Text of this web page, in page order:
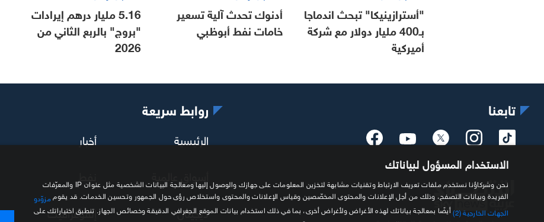
"أسترازينيكا" تبحث اندماجا
بـ400 مليار دولار مع شركة
أميركية
أدنوك تحدث آلية تسعير
خامات نفط أبوظبي
5.16 مليار درهم إيرادات
"بروج" بالربع الثاني من
2026
تابعنا روابط سريعة
الرئيسية أخبار
ديجيتال
إنفوغرافيك
الاستخدام المسؤول لبياناتك
نحن وشركاؤنا نستخدم ملفات تعريف الارتباط وتقنيات مشابهة لتخزين المعلومات على جهازك والوصول إليها ومعالجة البيانات الشخصية مثل عنوان IP والمعرّفات
الفريدة وبيانات التصفح، وذلك من أجل الإعلانات والمحتوى المخصّصين وقياس الإعلانات والمحتوى واستخلاص رؤى حول الجمهور وتحسين الخدمات. قد يقوم مزوّدو
الجهات الخارجية (2)
أيضًا بمعالجة بياناتك لهذه الأغراض ولأغراض أخرى، بما في ذلك استخدام بيانات الموقع الجغرافي الدقيقة وخصائص الجهاز. تنطبق اختياراتك على